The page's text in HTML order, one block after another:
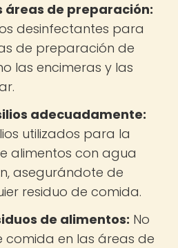
áreas de preparación:
desinfectantes para
de preparación de
las encimeras y las
adecuadamente:
utilizados para la
alimentos con agua
asegurándote de
residuo de comida.
de alimentos: No
comida en las áreas de